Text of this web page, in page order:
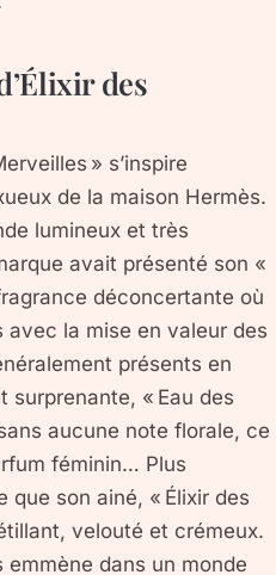
des
» s’inspire
de la maison Hermès.
lumineux et très
avait présenté son «
déconcertante où
avec la mise en valeur des
présents en
surprenante, « Eau des
aucune note florale, ce
féminin… Plus
que son ainé, « Élixir des
velouté et crémeux.
dans un monde